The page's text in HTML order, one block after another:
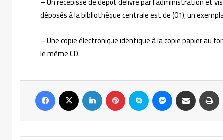
déposés à la bibliothèque centrale est de (01), un
– Une copie électronique identique à la copie papier au
le même CD.